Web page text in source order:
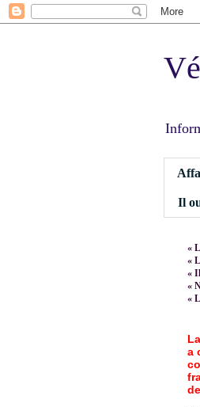
Il
«
«
«
«
«
a